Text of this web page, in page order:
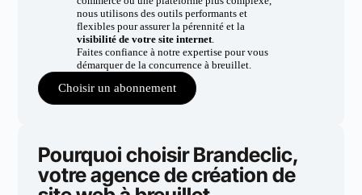
nous utilisons des outils performants et
flexibles pour assurer la pérennité et la
visibilité de votre site internet.
Faites confiance à notre expertise pour vous
démarquer de la concurrence à breuillet.
Choisir un abonnement
Pourquoi choisir Brandeclic,
votre agence de création de